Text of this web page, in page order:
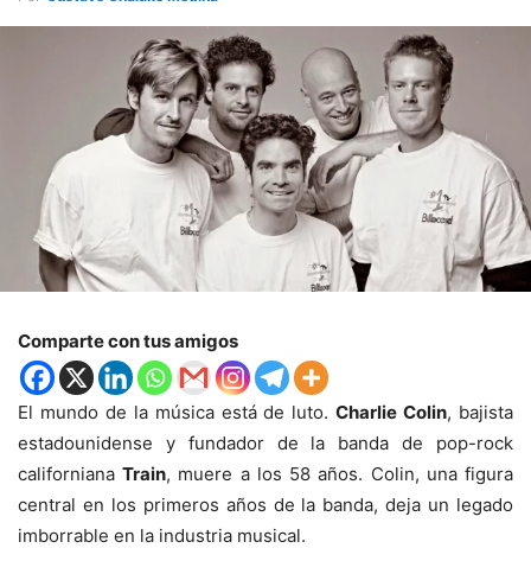
Comparte con tus amigos
El mundo de la música está de luto.Charlie Colin, bajista
estadounidense y fundador de la banda de pop-rock
californianaTrain, muere a los 58 años. Colin, una figura
central en los primeros años de la banda, deja un legado
imborrable en la industria musical.